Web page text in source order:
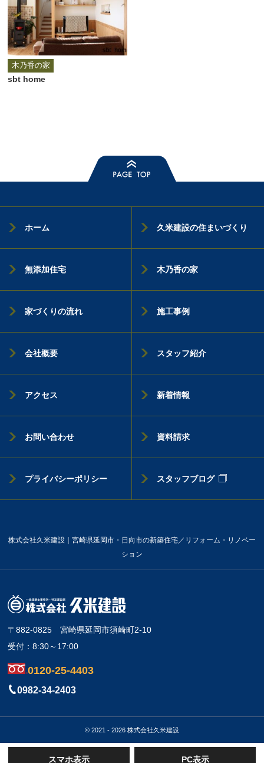
木乃香の家
sbt home
ホーム 久米建設の住まいづくり
無添加住宅 木乃香の家
家づくりの流れ 施工事例
会社概要 スタッフ紹介
アクセス 新着情報
お問い合わせ 資料請求
プライバシーポリシー スタッフブログ
株式会社久米建設｜宮崎県延岡市・日向市の新築住宅／リフォーム・リノベー
ション
〒882-0825
宮崎県延岡市須崎町2-10
受付：8:30～17:00
0120-25-4403
0982-34-2403
© 2021 - 2026 株式会社久米建設
スマホ表示 PC表示